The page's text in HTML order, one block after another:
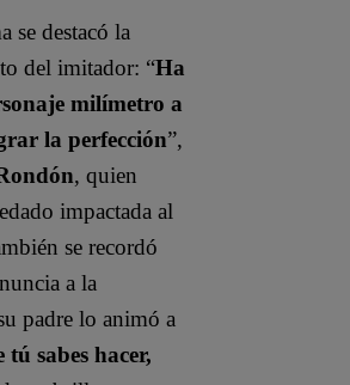
se destacó la
del imitador: “Ha
milímetro a
la perfección”,
, quien
impactada al
se recordó
a la
padre lo animó a
sabes hacer,